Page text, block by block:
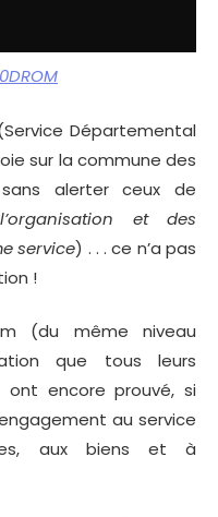
Départemental
sur la commune des
sans alerter ceux de
et des
service) . . . ce n’a pas
!
(du même niveau
que tous leurs
encore prouvé, si
au service
aux biens et à